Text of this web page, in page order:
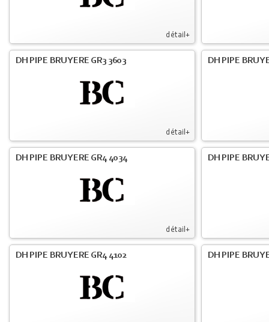
détail+
détail+
DH PIPE BRUYERE GR3 3603 DH PIPE
détail+
DH PIPE BRUYERE GR4 4034 DH PIPE
DH PIPE BRUYERE GR4 4102 DH PIPE